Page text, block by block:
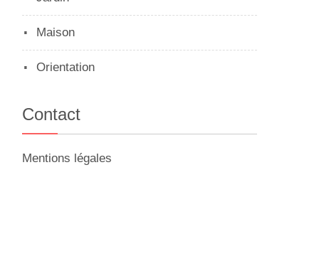
Maison
Orientation
Contact
Mentions légales